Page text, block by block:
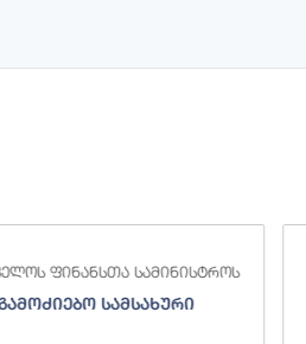
ფინანსთა სამინისტროს
სამსახური